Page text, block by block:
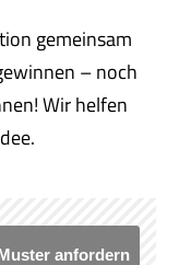
gemeinsam
– noch
Wir helfen
anfordern